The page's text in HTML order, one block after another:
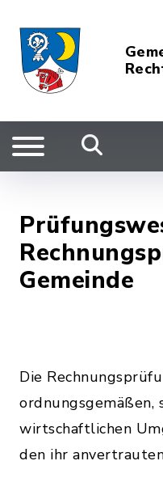
Gemeinde
Die
ordnungsgemäßen,
wirtschaftlichen
den ihr